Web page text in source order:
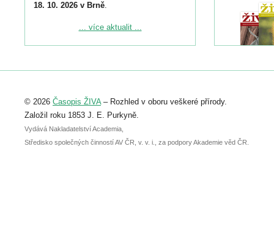
18. 10. 2026 v Brně.
Podrobnější informace ke konferenci
Registrovat se můžete do 6. září.
abstraktu přihlášené přednášky nebo
posteru je už 30. června.
... více aktualit ...
© 2026 Časopis ŽIVA– Rozhled v oboru veškeré přírody.
Založil roku 1853 J. E. Purkyně.
Vydává Nakladatelství Academia,
Středisko společných činností AV ČR, v. v. i., za podpory Akademie věd ČR.